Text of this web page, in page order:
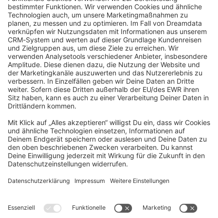
community@shopware.com
Company
Press
Jobs
Newsletter
Store
Shopware 6 Handbook by
Splendid (German)
Shopware 6 - Product Feedback &